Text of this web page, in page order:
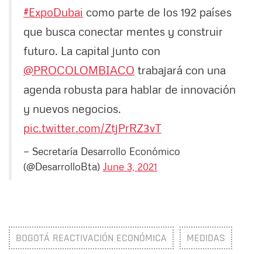
#ExpoDubai como parte de los 192 países
que busca conectar mentes y construir
futuro. La capital junto con
@PROCOLOMBIACO trabajará con una
agenda robusta para hablar de innovación
y nuevos negocios.
pic.twitter.com/ZtjPrRZ3vT
— Secretaría Desarrollo Económico
(@DesarrolloBta) June 3, 2021
BOGOTÁ REACTIVACIÓN ECONÓMICA MEDIDAS